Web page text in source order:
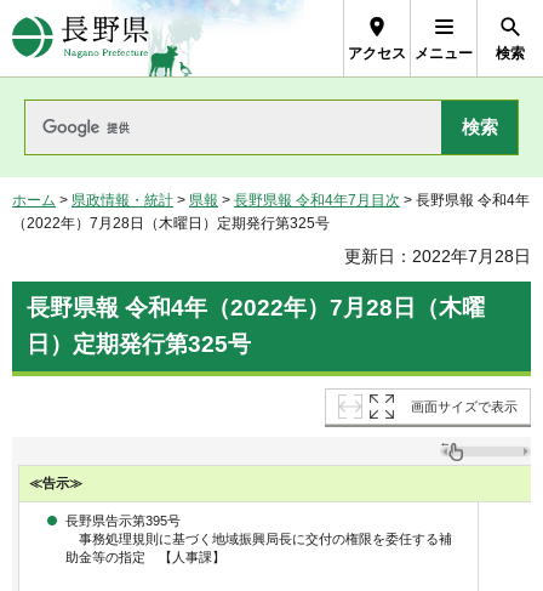
長野県Nagano Prefecture
アクセス メニュー 検索
ホーム > 県政情報・統計 > 県報 > 長野県報 令和4年7月目次 > 長野県報 令和4年
（2022年）7月28日（木曜日）定期発行第325号
更新日：2022年7月28日
長野県報 令和4年（2022年）7月28日（木曜
日）定期発行第325号
画面サイズで表示
≪告示≫
長野県告示第395号
事務処理規則に基づく地域振興局長に交付の権限を委任する補
助金等の指定 【人事課】